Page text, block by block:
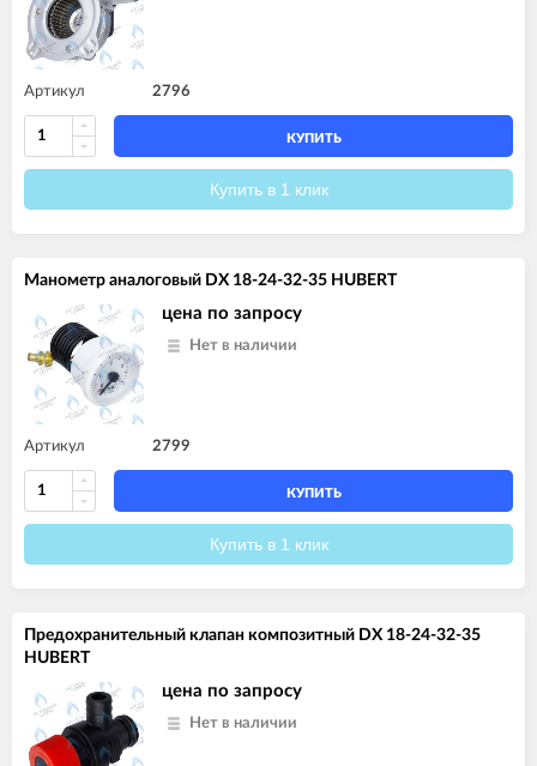
Артикул 2796
КУПИТЬ
Купить в 1 клик
Манометр аналоговый DX 18-24-32-35 HUBERT
цена по запросу
Нет в наличии
Артикул 2799
КУПИТЬ
Купить в 1 клик
Предохранительный клапан композитный DX 18-24-32-35
HUBERT
цена по запросу
Нет в наличии